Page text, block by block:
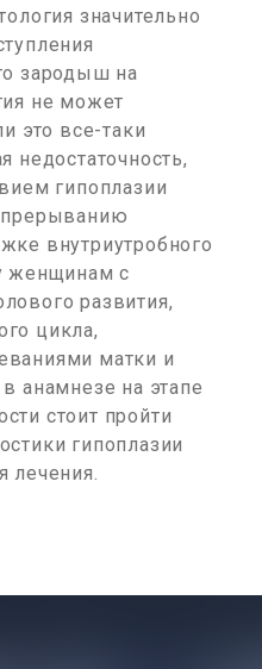
значительно
зародыш на
не может
это все-таки
недостаточность,
гипоплазии
прерыванию
внутриутробного
женщинам с
развития,
цикла,
матки и
анамнезе на этапе
стоит пройти
гипоплазии
лечения.